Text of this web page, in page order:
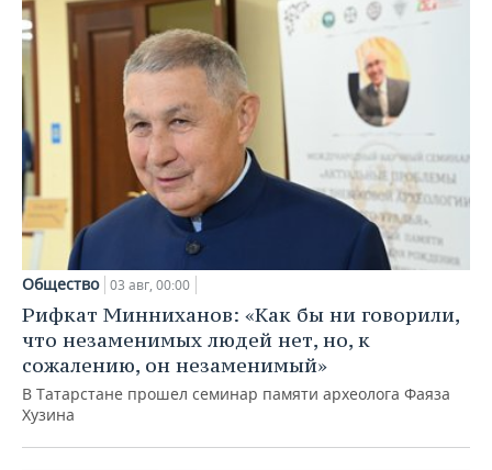
Общество 03 авг, 00:00
Рифкат Минниханов: «Как бы ни говорили,
что незаменимых людей нет, но, к
сожалению, он незаменимый»
В Татарстане прошел семинар памяти археолога Фаяза
Хузина